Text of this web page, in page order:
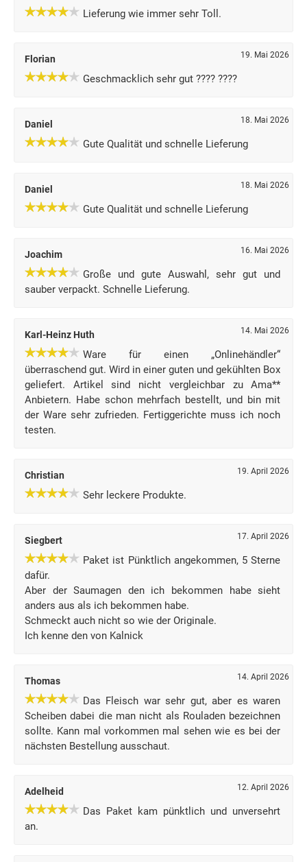
Lieferung wie immer sehr Toll.
Florian 19. Mai 2026
Geschmacklich sehr gut ???? ????
Daniel 18. Mai 2026
Gute Qualität und schnelle Lieferung
Daniel 18. Mai 2026
Gute Qualität und schnelle Lieferung
Joachim 16. Mai 2026
Große und gute Auswahl, sehr gut und
sauber verpackt. Schnelle Lieferung.
Karl-Heinz Huth 14. Mai 2026
Ware für einen „Onlinehändler“
überraschend gut. Wird in einer guten und gekühlten Box
geliefert. Artikel sind nicht vergleichbar zu Ama**
Anbietern. Habe schon mehrfach bestellt, und bin mit
der Ware sehr zufrieden. Fertiggerichte muss ich noch
testen.
Christian 19. April 2026
Sehr leckere Produkte.
Siegbert 17. April 2026
Paket ist Pünktlich angekommen, 5 Sterne
dafür.
Aber der Saumagen den ich bekommen habe sieht
anders aus als ich bekommen habe.
Schmeckt auch nicht so wie der Originale.
Ich kenne den von Kalnick
Thomas 14. April 2026
Das Fleisch war sehr gut, aber es waren
Scheiben dabei die man nicht als Rouladen bezeichnen
sollte. Kann mal vorkommen mal sehen wie es bei der
nächsten Bestellung ausschaut.
Adelheid 12. April 2026
Das Paket kam pünktlich und unversehrt
an.